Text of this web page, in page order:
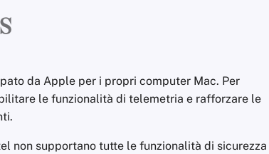
da Apple per i propri computer Mac. Per
le funzionalità di telemetria e rafforzare le
non supportano tutte le funzionalità di sicurezza